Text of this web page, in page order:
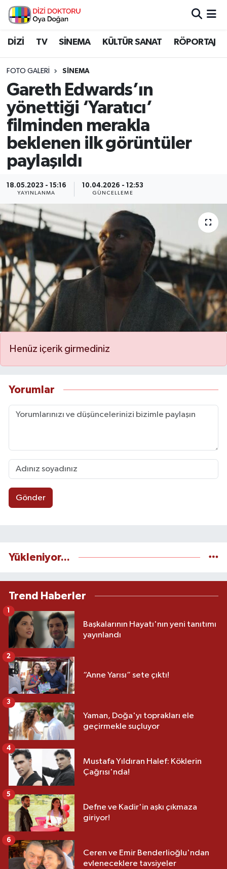
DİZİ TV SİNEMA KÜLTÜR SANAT RÖPORTAJ
FOTO GALERI SINEMA
Gareth Edwards’ın
yönettiği ‘Yaratıcı’
filminden merakla
beklenen ilk görüntüler
paylaşıldı
18.05.2023 - 15:16
YAYINLANMA
10.04.2026 - 12:53
GÜNCELLEME
Henüz içerik girmediniz
Yorumlar
Gönder
Yükleniyor...
Trend Haberler
Başkalarının Hayatı'nın yeni tanıtımı
yayınlandı
“Anne Yarısı” sete çıktı!
2
Yaman, Doğa'yı toprakları ele
geçirmekle suçluyor
3
Mustafa Yıldıran Halef: Köklerin
Çağrısı'nda!
4
Defne ve Kadir'in aşkı çıkmaza
giriyor!
5
Ceren ve Emir Benderlioğlu'ndan
evleneceklere tavsiyeler
6
İstanbul Nöbetçi Eczaneler
İstanbul Namaz Vakitleri
İstanbul Trafik Yoğunluk Haritası
Süper Lig Puan Durumu ve Fikstür
Tüm Manşetler
Son Dakika Haberleri
Haber Arşivi